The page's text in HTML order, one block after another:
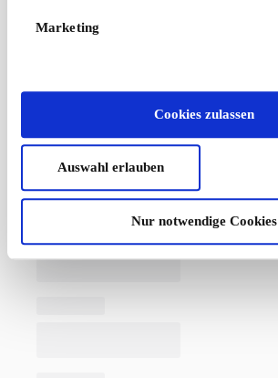
Marketing
Cookies zulassen
Auswahl erlauben
Nur notwendige Cookies